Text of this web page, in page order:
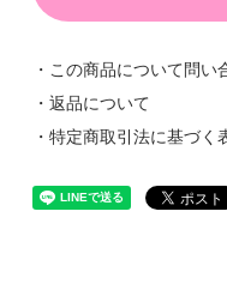
・この商品について問い
・返品について
・特定商取引法に基づく